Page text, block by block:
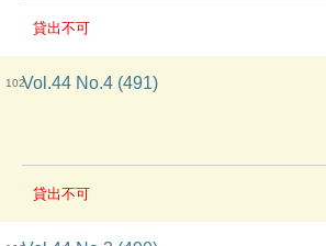
貸出不可
102Vol.44 No.4 (491)
貸出不可